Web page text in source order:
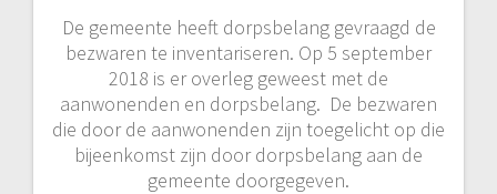
De gemeente heeft dorpsbelang gevraagd de
bezwaren te inventariseren. Op 5 september
2018 is er overleg geweest met de
aanwonenden en dorpsbelang. De bezwaren
die door de aanwonenden zijn toegelicht op die
bijeenkomst zijn door dorpsbelang aan de
gemeente doorgegeven.